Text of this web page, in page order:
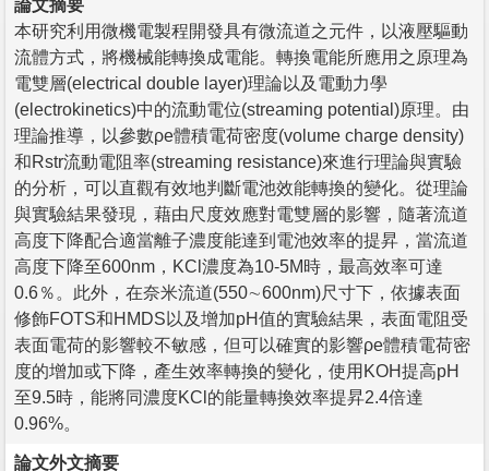
論文摘要
本研究利用微機電製程開發具有微流道之元件，以液壓驅動
流體方式，將機械能轉換成電能。轉換電能所應用之原理為
電雙層(electrical double layer)理論以及電動力學
(electrokinetics)中的流動電位(streaming potential)原理。由
理論推導，以參數ρe體積電荷密度(volume charge density)
和Rstr流動電阻率(streaming resistance)來進行理論與實驗
的分析，可以直觀有效地判斷電池效能轉換的變化。從理論
與實驗結果發現，藉由尺度效應對電雙層的影響，隨著流道
高度下降配合適當離子濃度能達到電池效率的提昇，當流道
高度下降至600nm，KCl濃度為10-5M時，最高效率可達
0.6％。此外，在奈米流道(550∼600nm)尺寸下，依據表面
修飾FOTS和HMDS以及增加pH值的實驗結果，表面電阻受
表面電荷的影響較不敏感，但可以確實的影響ρe體積電荷密
度的增加或下降，產生效率轉換的變化，使用KOH提高pH
至9.5時，能將同濃度KCl的能量轉換效率提昇2.4倍達
0.96%。
論文外文摘要